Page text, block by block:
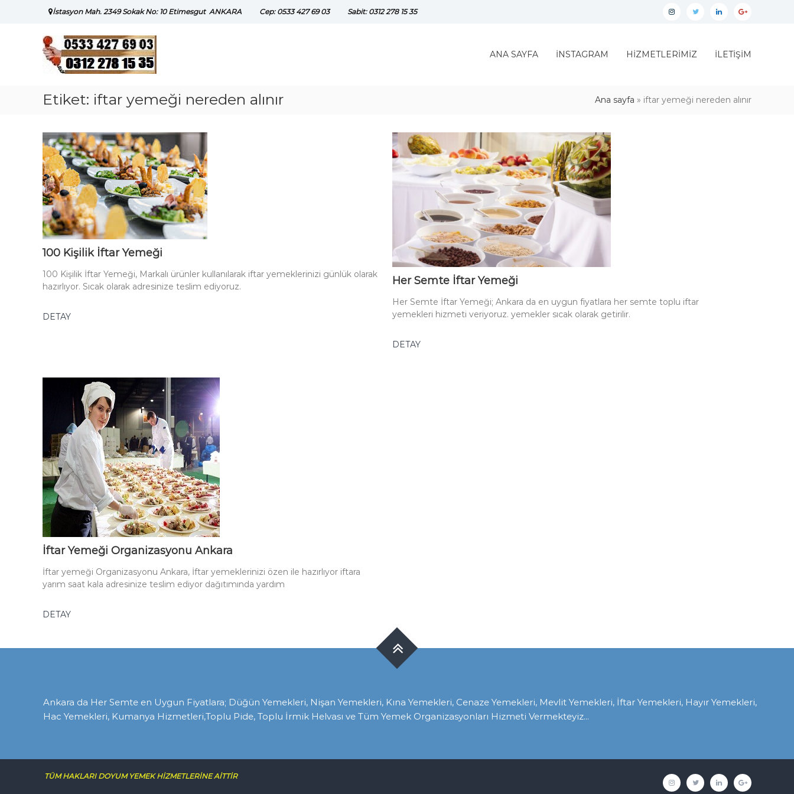
İstasyon Mah. 2349 Sokak No: 10 Etimesgut ANKARA Cep: 0533 427 69 03 Sabit: 0312 278 15 35 İnstagramtwitter linkedin google
ANA SAYFA İNSTAGRAM HİZMETLERİMİZ İLETİŞİM
Etiket: iftar yemeği nereden alınır Ana sayfa » iftar yemeği nereden alınır
100 Kişilik İftar Yemeği
100 Kişilik İftar Yemeği, Markalı ürünler kullanılarak iftar yemeklerinizi günlük olarak
hazırlıyor. Sıcak olarak adresinize teslim ediyoruz.
DETAY
Her Semte İftar Yemeği
Her Semte İftar Yemeği; Ankara da en uygun fiyatlara her semte toplu iftar
yemekleri hizmeti veriyoruz. yemekler sıcak olarak getirilir.
DETAY
İftar Yemeği Organizasyonu Ankara
İftar yemeği Organizasyonu Ankara, İftar yemeklerinizi özen ile hazırlıyor iftara
yarım saat kala adresinize teslim ediyor dağıtımında yardım
DETAY
Ankara da Her Semte en Uygun Fiyatlara; Düğün Yemekleri, Nişan Yemekleri, Kına Yemekleri, Cenaze Yemekleri, Mevlit Yemekleri, İftar Yemekleri, Hayır Yemekleri,
Hac Yemekleri, Kumanya Hizmetleri,Toplu Pide, Toplu İrmik Helvası ve Tüm Yemek Organizasyonları Hizmeti Vermekteyiz...
TÜM HAKLARI DOYUM YEMEK HİZMETLERİNE AİTTİR
İnstagramtwitter linkedin google